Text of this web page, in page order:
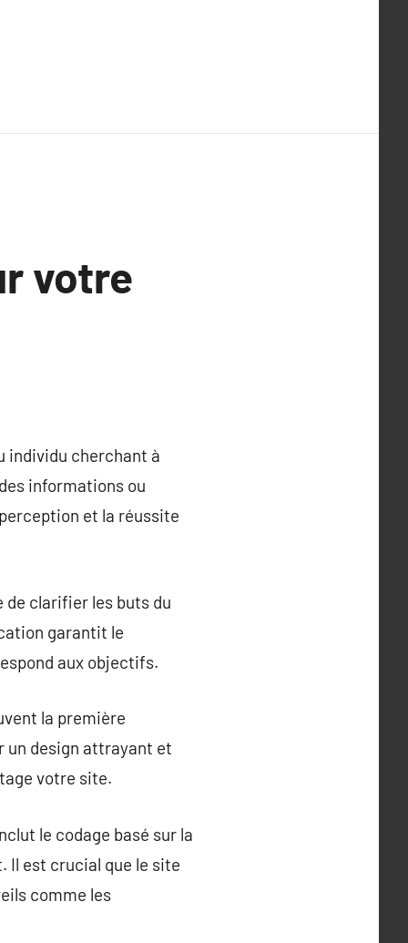
votre
individu cherchant à
informations ou
et la réussite
de clarifier les buts du
garantit le
aux objectifs.
la première
un design attrayant et
votre site.
le codage basé sur la
Il est crucial que le site
comme les